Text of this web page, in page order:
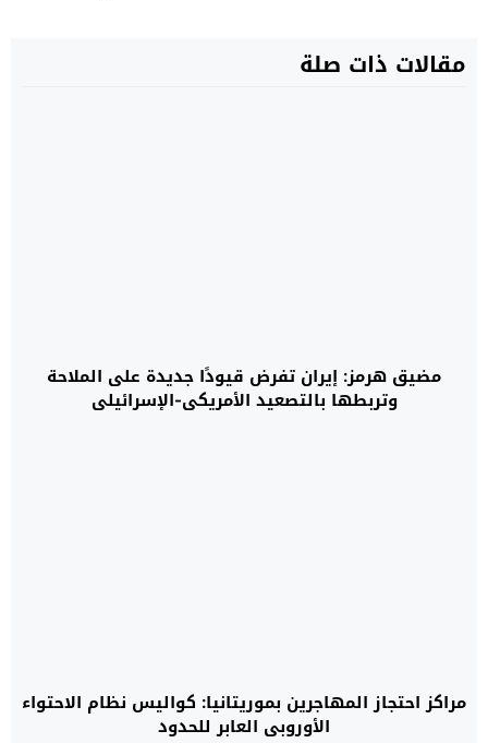
مقالات ذات صلة
مضيق هرمز: إيران تفرض قيودًا جديدة على الملاحة
وتربطها بالتصعيد الأمريكي-الإسرائيلي
مراكز احتجاز المهاجرين بموريتانيا: كواليس نظام الاحتواء
الأوروبي العابر للحدود